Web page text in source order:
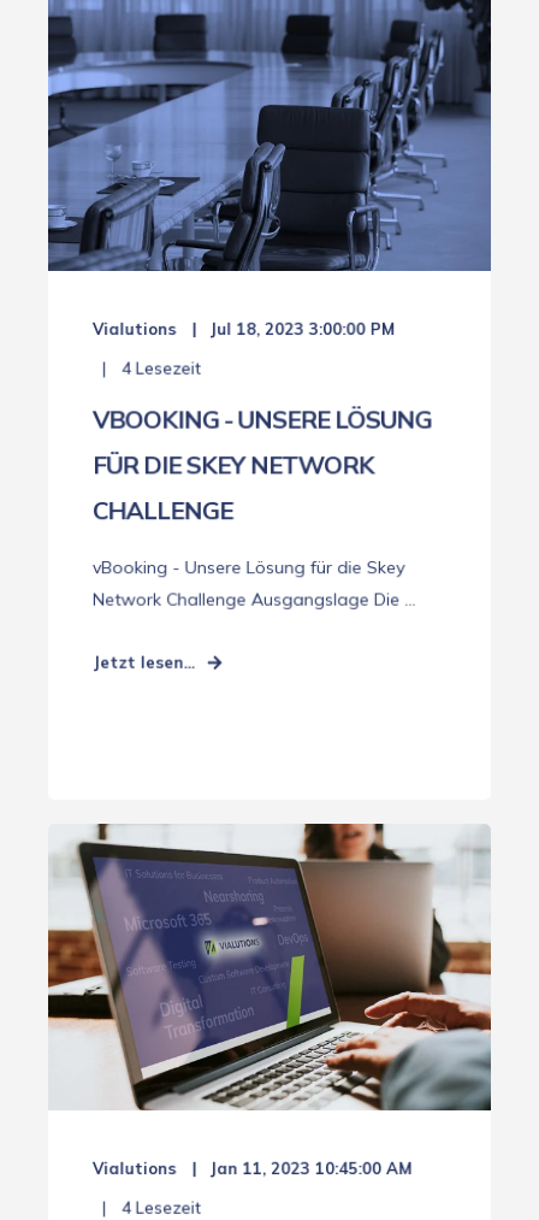
Vialutions Jul 18, 2023 3:00:00 PM
4 Lesezeit
VBOOKING - UNSERE LÖSUNG
FÜR DIE SKEY NETWORK
CHALLENGE
vBooking - Unsere Lösung für die Skey
Network Challenge Ausgangslage Die ...
Jetzt lesen...
Vialutions Jan 11, 2023 10:45:00 AM
4 Lesezeit